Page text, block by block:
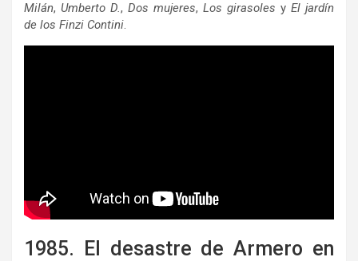
Milán, Umberto D., Dos mujeres, Los girasoles y El jardín
de los Finzi Contini.
1985. El desastre de Armero en